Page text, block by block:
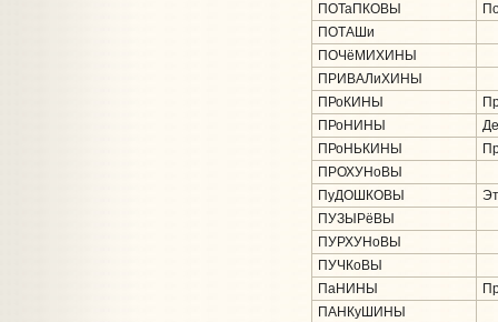
ПОТаПКОВЫ
ПОТАШи
ПОЧёМИХИНЫ
ПРИВАЛиХИНЫ
ПРоКИНЫ
ПРоНИНЫ
ПРоНЬКИНЫ
ПРОХУНоВЫ
ПуДОШКОВЫ
ПУЗЫРёВЫ
ПУРХУНоВЫ
ПУЧКоВЫ
ПаНИНЫ
ПАНКуШИНЫ